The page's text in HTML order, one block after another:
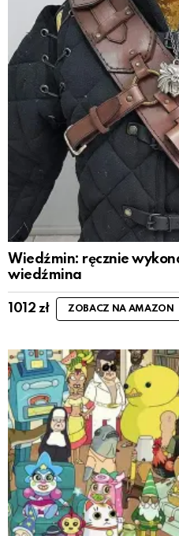
Wiedźmin: ręcznie
wiedźmina
1012 zł ZOBACZ NA AMAZON